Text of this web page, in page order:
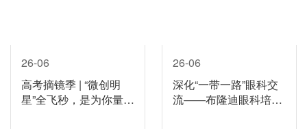
26-06
高考摘镜季 | “微创明
星”全飞秒，是为你量身
26-06
深化“一带一路”眼科交
流——布隆迪眼科培训